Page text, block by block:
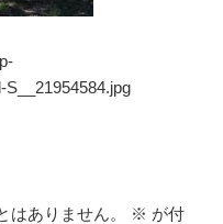
はありません。 ※ が付